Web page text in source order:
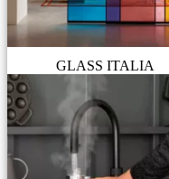
GLASS ITALIA